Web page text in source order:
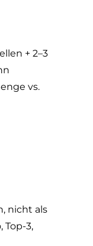
+ 2–3
vs.
, nicht als
Top-3,